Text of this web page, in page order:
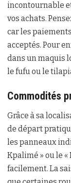
incontournable
vos achats.
car les
acceptés. Pour
dans un maquis
le fufu ou le
Commodités
Grâce à sa
de départ
les panneaux
Kpalimé » ou le
facilement. La